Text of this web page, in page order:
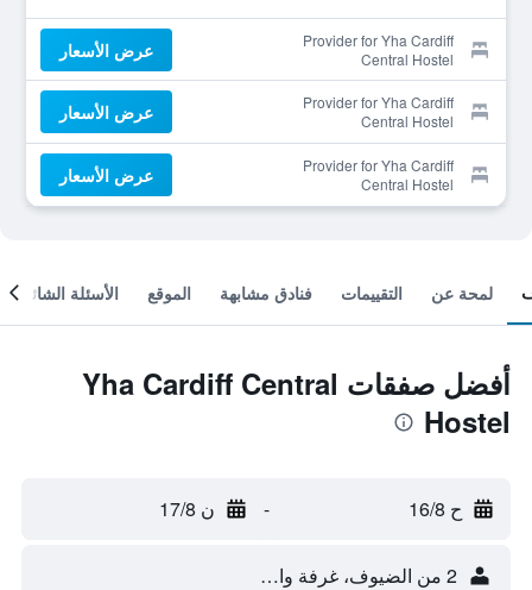
Provider for Yha Cardiff
Central Hostel
عرض الأسعار
Provider for Yha Cardiff
Central Hostel
عرض الأسعار
Provider for Yha Cardiff
Central Hostel
عرض الأسعار
لمحة عن التقييمات فنادق مشابهة الموقع الأسئلة الشائعة
أفضل صفقات Yha Cardiff Central
Hostel
ح 16/8 - ن 17/8
2 من الضيوف، غرفة واحدة